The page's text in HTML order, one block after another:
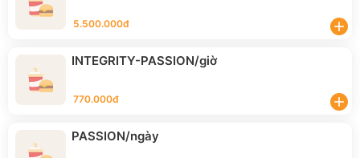
5.500.000đ add
INTEGRITY-PASSION/giờ
770.000đ add
PASSION/ngày